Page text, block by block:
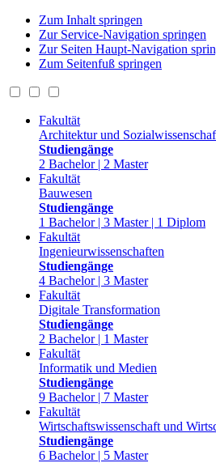
Zum Inhalt springen
Zur Service-Navigation springen
Zur Seiten Haupt-Navigation
Zum Seitenfuß springen
Fakultät
Architektur und
Studiengänge
2 Bachelor | 2 Master
Fakultät
Bauwesen
Studiengänge
1 Bachelor | 3 Master | 1 Diplom
Fakultät
Ingenieurwissenschaften
Studiengänge
4 Bachelor | 3 Master
Fakultät
Digitale Transformation
Studiengänge
2 Bachelor | 1 Master
Fakultät
Informatik und Medien
Studiengänge
9 Bachelor | 7 Master
Fakultät
Wirtschaftswissenschaft und
Studiengänge
6 Bachelor | 5 Master